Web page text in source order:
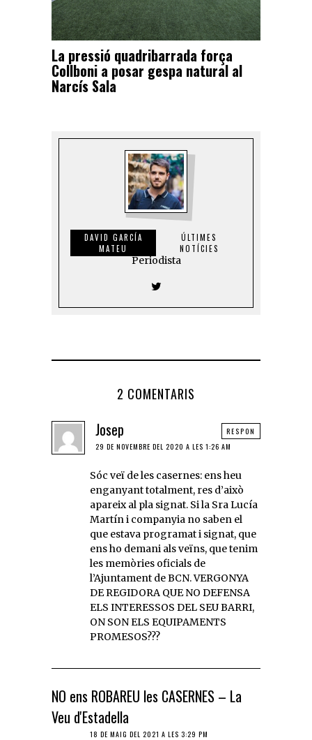
La pressió quadribarrada força
Collboni a posar gespa natural al
Narcís Sala
DAVID GARCÍA
MATEU
ÚLTIMES
NOTÍCIES
Periodista
2 COMENTARIS
Josep
29 DE NOVEMBRE DEL 2020 A LES 1:26 AM
Sóc veï de les casernes: ens heu
enganyant totalment, res d’això
apareix al pla signat. Si la Sra Lucía
Martín i companyia no saben el
que estava programat i signat, que
ens ho demani als veïns, que tenim
les memòries oficials de
l’Ajuntament de BCN. VERGONYA
DE REGIDORA QUE NO DEFENSA
ELS INTERESSOS DEL SEU BARRI,
ON SON ELS EQUIPAMENTS
PROMESOS???
RESPON
NO ens ROBAREU les CASERNES – La
Veu d'Estadella
18 DE MAIG DEL 2021 A LES 3:29 PM